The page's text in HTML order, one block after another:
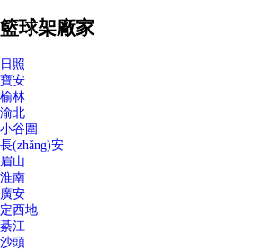
籃球架廠家
日照
寶安
榆林
渝北
小谷圍
長(zhǎng)安
眉山
淮南
廣安
定西地
綦江
沙頭